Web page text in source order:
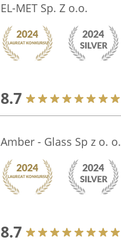
EL-MET Sp. Z o.o.
8.7
Amber - Glass Sp z o. o.
8.7